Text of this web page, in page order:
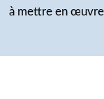
à mettre en